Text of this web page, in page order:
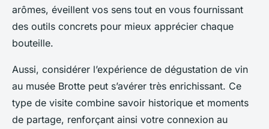
arômes, éveillent vos sens tout en vous fournissant
des outils concrets pour mieux apprécier chaque
bouteille.
Aussi, considérer l’expérience de dégustation de vin
au musée Brotte peut s’avérer très enrichissant. Ce
type de visite combine savoir historique et moments
de partage, renforçant ainsi votre connexion au